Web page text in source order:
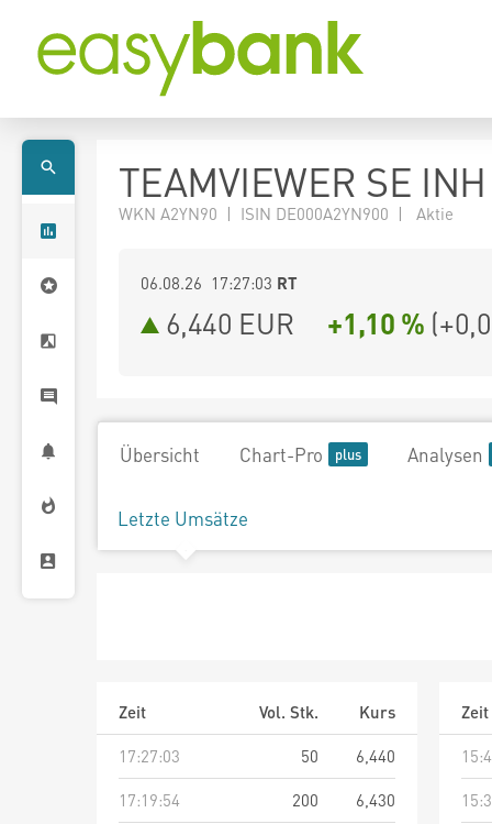
TEAMVIEWER SE
WKN A2YN90 | ISIN DE000A2YN900 | Aktie
06.08.26 17:27:03 RT
6,440 EUR +1,10 % (
Übersicht Chart-Pro Analysen
Letzte Umsätze
Zeit Vol. Stk.
Kurs
17:27:03
50
6,440
17:19:54
200
6,430
Zeit